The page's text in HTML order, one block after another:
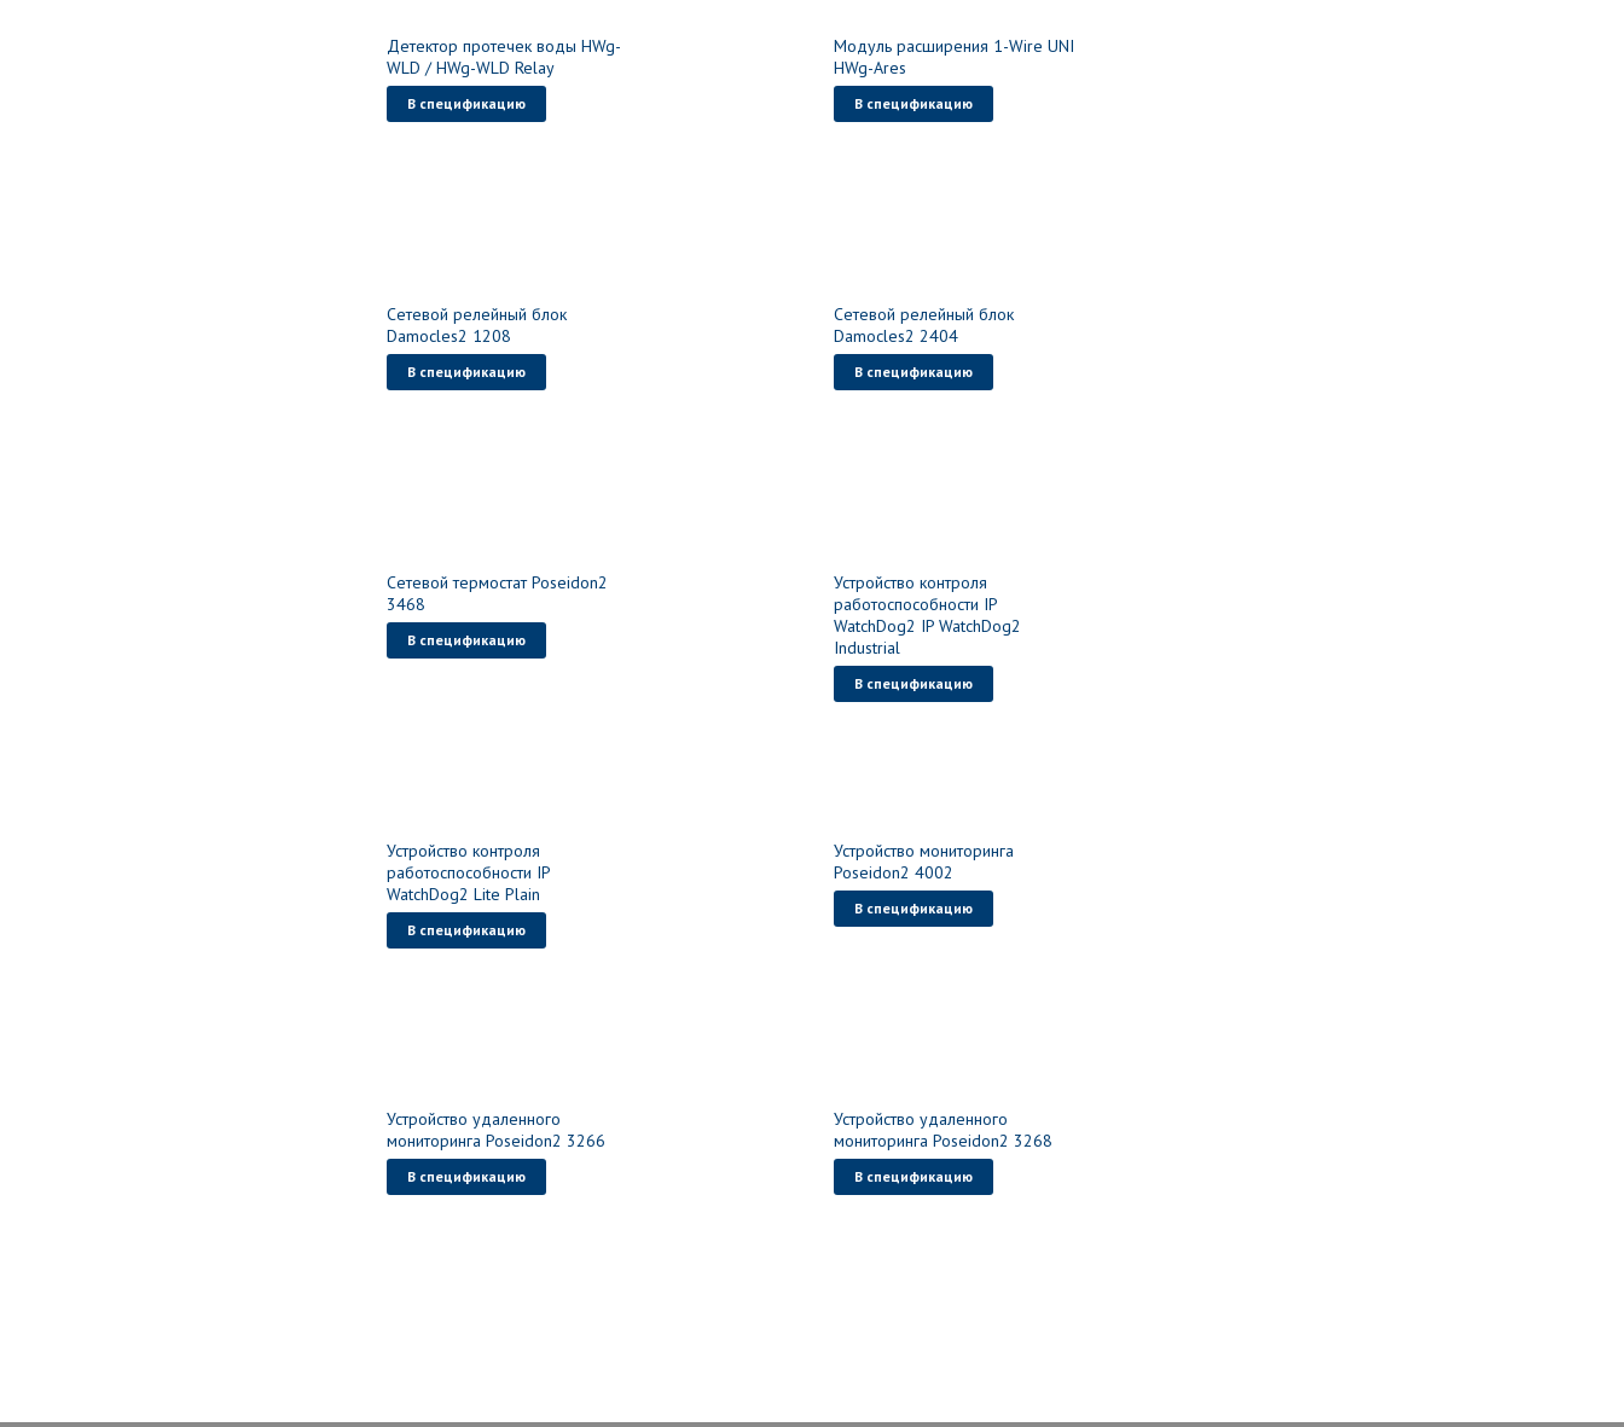
Детектор протечек воды HWg-
WLD / HWg-WLD Relay
В спецификацию
Модуль расширения 1-Wire UNI
HWg-Ares
В спецификацию
Сетевой релейный блок
Damocles2 1208
В спецификацию
Сетевой релейный блок
Damocles2 2404
В спецификацию
Сетевой термостат Poseidon2
3468
В спецификацию
Устройство контроля
работоспособности IP
WatchDog2 IP WatchDog2
Industrial
В спецификацию
Устройство контроля
работоспособности IP
WatchDog2 Lite Plain
В спецификацию
Устройство мониторинга
Poseidon2 4002
В спецификацию
Устройство удаленного
мониторинга Poseidon2 3266
В спецификацию
Устройство удаленного
мониторинга Poseidon2 3268
В спецификацию